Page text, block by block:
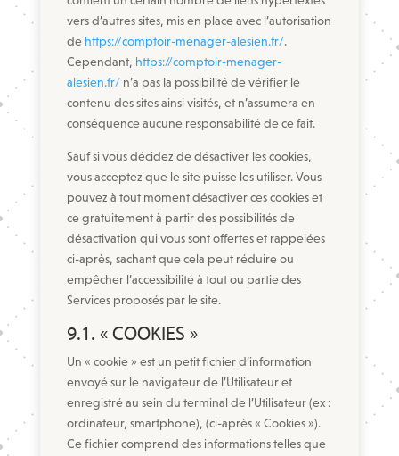
vers d’autres sites, mis en place avec l’autorisation
de https://comptoir-menager-alesien.fr/.
Cependant, https://comptoir-menager-
alesien.fr/n’a pas la possibilité de vérifier le
contenu des sites ainsi visités, et n’assumera en
conséquence aucune responsabilité de ce fait.
Sauf si vous décidez de désactiver les cookies,
vous acceptez que le site puisse les utiliser. Vous
pouvez à tout moment désactiver ces cookies et
ce gratuitement à partir des possibilités de
désactivation qui vous sont offertes et rappelées
ci-après, sachant que cela peut réduire ou
empêcher l’accessibilité à tout ou partie des
Services proposés par le site.
9.1. « COOKIES »
Un « cookie » est un petit fichier d’information
envoyé sur le navigateur de l’Utilisateur et
enregistré au sein du terminal de l’Utilisateur (ex :
ordinateur, smartphone), (ci-après « Cookies »).
Ce fichier comprend des informations telles que